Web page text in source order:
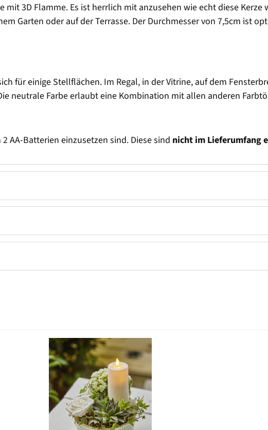
3D Flamme. Es ist herrlich mit anzusehen wie echt diese
Garten oder auf der Terrasse. Der Durchmesser von 7,5cm ist
für einige Stellflächen. Im Regal, in der Vitrine, auf dem
neutrale Farbe erlaubt eine Kombination mit allen anderen
AA-Batterien einzusetzen sind. Diese sind nicht im Lieferumfang